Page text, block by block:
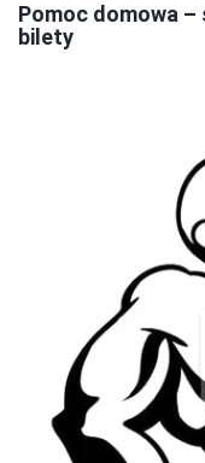
Pomoc domowa
bilety